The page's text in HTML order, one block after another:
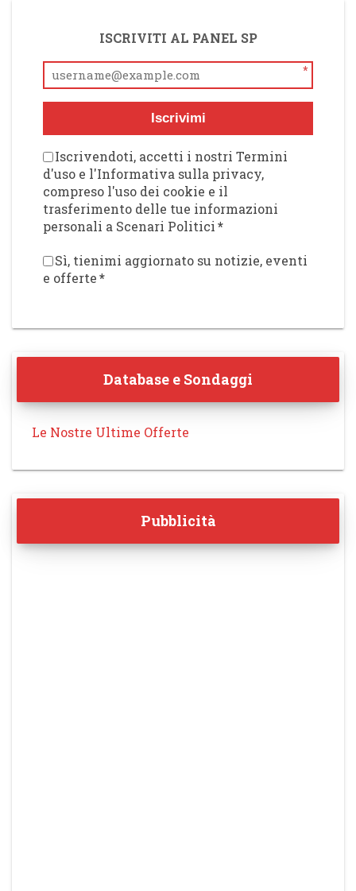
ISCRIVITI AL PANEL SP
*
Iscrivimi
Iscrivendoti, accetti i nostri Termini
d'uso e l'Informativa sulla privacy,
compreso l'uso dei cookie e il
trasferimento delle tue informazioni
personali a Scenari Politici*
Sì, tienimi aggiornato su notizie, eventi
e offerte*
Database e Sondaggi
Le Nostre Ultime Offerte
Pubblicità